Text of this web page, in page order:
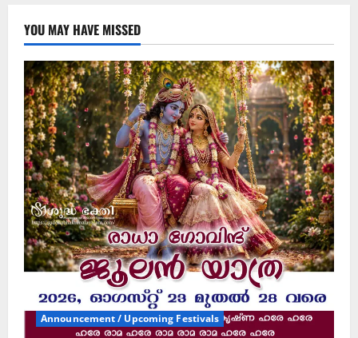
YOU MAY HAVE MISSED
Announcement / Upcoming Festivals